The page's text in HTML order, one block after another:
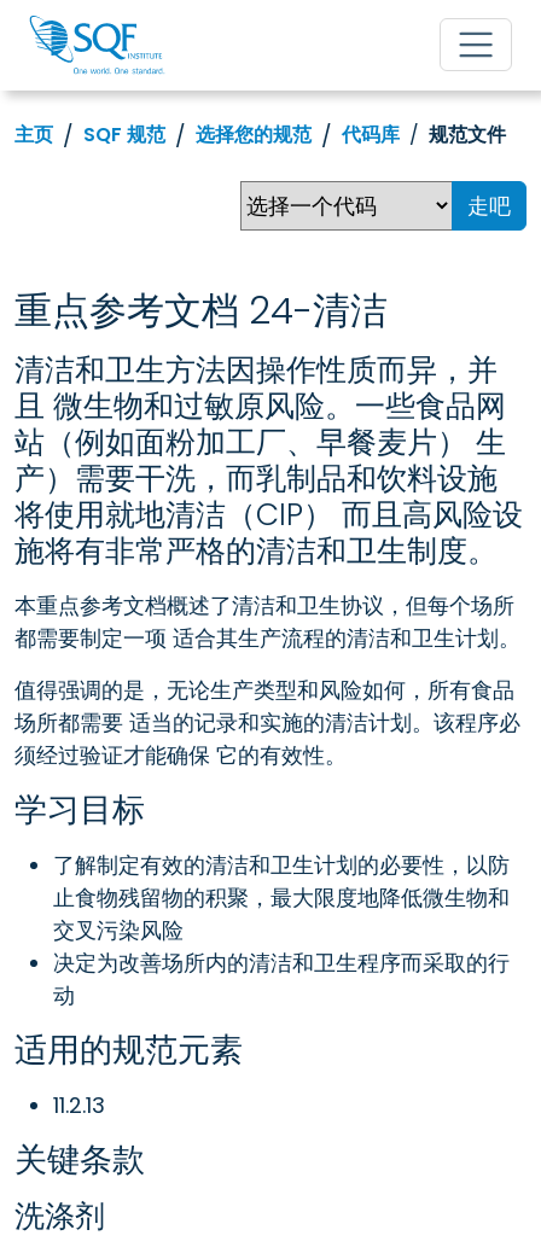
主页 SQF 规范 选择您的规范 代码库 规范文件
走吧
重点参考文档 24-清洁
清洁和卫生方法因操作性质而异，并
且 微生物和过敏原风险。一些食品网
站（例如面粉加工厂、早餐麦片） 生
产）需要干洗，而乳制品和饮料设施
将使用就地清洁（CIP） 而且高风险设
施将有非常严格的清洁和卫生制度。
本重点参考文档概述了清洁和卫生协议，但每个场所
都需要制定一项 适合其生产流程的清洁和卫生计划。
值得强调的是，无论生产类型和风险如何，所有食品
场所都需要 适当的记录和实施的清洁计划。该程序必
须经过验证才能确保 它的有效性。
学习目标
了解制定有效的清洁和卫生计划的必要性，以防
止食物残留物的积聚，最大限度地降低微生物和
交叉污染风险
决定为改善场所内的清洁和卫生程序而采取的行
动
适用的规范元素
11.2.13
关键条款
洗涤剂